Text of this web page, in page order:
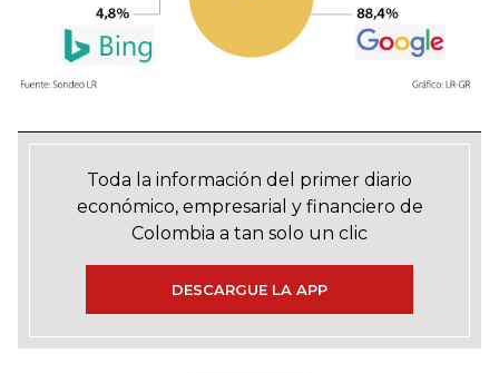
Toda la información del primer diario
económico, empresarial y financiero de
Colombia a tan solo un clic
DESCARGUE LA APP